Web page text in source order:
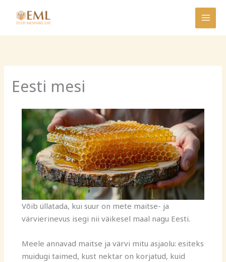
Eesti mesi
Võib üllatada, kui suur on mete maitse- ja
värvierinevus isegi nii väikesel maal nagu Eesti.
Meele annavad maitse ja värvi mitu asjaolu: esiteks
muidugi taimed, kust nektar on korjatud, kuid